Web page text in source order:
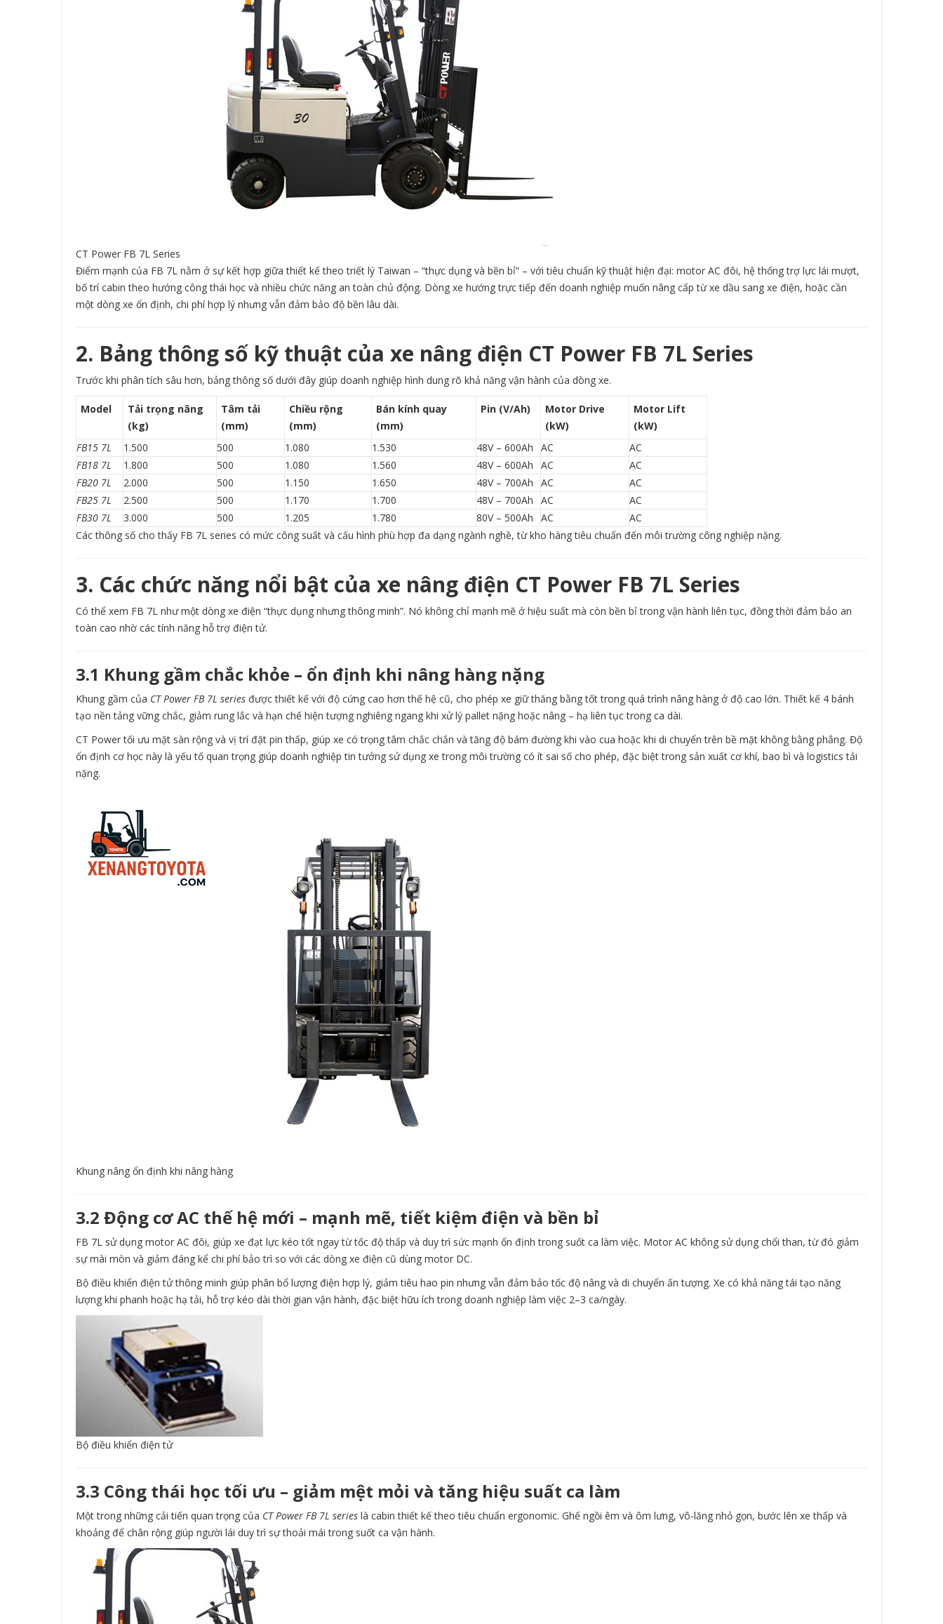
CT Power FB 7L Series
Điểm mạnh của FB 7L nằm ở sự kết hợp giữa thiết kế theo triết lý Taiwan – “thực dụng và bền bỉ” – với tiêu chuẩn kỹ thuật hiện đại: motor AC đôi, hệ thống trợ lực lái mượt,
bố trí cabin theo hướng công thái học và nhiều chức năng an toàn chủ động. Dòng xe hướng trực tiếp đến doanh nghiệp muốn nâng cấp từ xe dầu sang xe điện, hoặc cần
một dòng xe ổn định, chi phí hợp lý nhưng vẫn đảm bảo độ bền lâu dài.
2. Bảng thông số kỹ thuật của xe nâng điện CT Power FB 7L Series
Trước khi phân tích sâu hơn, bảng thông số dưới đây giúp doanh nghiệp hình dung rõ khả năng vận hành của dòng xe.
Model
Tải trọng nâng
(kg)
Tâm tải
(mm)
Chiều rộng
(mm)
Bán kính quay
(mm)
Pin (V/Ah)
Motor Drive
(kW)
Motor Lift
(kW)
FB15 7L
1.500 500 1.080 1.530 48V – 600Ah AC
AC
FB18 7L
1.800 500 1.080 1.560 48V – 600Ah AC
AC
FB20 7L
2.000 500 1.150 1.650 48V – 700Ah AC
AC
FB25 7L
2.500 500 1.170 1.700 48V – 700Ah AC
AC
FB30 7L
3.000 500 1.205 1.780 80V – 500Ah AC
AC
Các thông số cho thấy FB 7L series có mức công suất và cấu hình phù hợp đa dạng ngành nghề, từ kho hàng tiêu chuẩn đến môi trường công nghiệp nặng.
3. Các chức năng nổi bật của xe nâng điện CT Power FB 7L Series
Có thể xem FB 7L như một dòng xe điện “thực dụng nhưng thông minh”. Nó không chỉ mạnh mẽ ở hiệu suất mà còn bền bỉ trong vận hành liên tục, đồng thời đảm bảo an
toàn cao nhờ các tính năng hỗ trợ điện tử.
3.1 Khung gầm chắc khỏe – ổn định khi nâng hàng nặng
Khung gầm của CT Power FB 7L series được thiết kế với độ cứng cao hơn thế hệ cũ, cho phép xe giữ thăng bằng tốt trong quá trình nâng hàng ở độ cao lớn. Thiết kế 4 bánh
tạo nền tảng vững chắc, giảm rung lắc và hạn chế hiện tượng nghiêng ngang khi xử lý pallet nặng hoặc nâng – hạ liên tục trong ca dài.
CT Power tối ưu mặt sàn rộng và vị trí đặt pin thấp, giúp xe có trọng tâm chắc chắn và tăng độ bám đường khi vào cua hoặc khi di chuyển trên bề mặt không bằng phẳng. Độ
ổn định cơ học này là yếu tố quan trọng giúp doanh nghiệp tin tưởng sử dụng xe trong môi trường có ít sai số cho phép, đặc biệt trong sản xuất cơ khí, bao bì và logistics tải
nặng.
Khung nâng ổn định khi nâng hàng
3.2 Động cơ AC thế hệ mới – mạnh mẽ, tiết kiệm điện và bền bỉ
FB 7L sử dụng motor AC đôi, giúp xe đạt lực kéo tốt ngay từ tốc độ thấp và duy trì sức mạnh ổn định trong suốt ca làm việc. Motor AC không sử dụng chổi than, từ đó giảm
sự mài mòn và giảm đáng kể chi phí bảo trì so với các dòng xe điện cũ dùng motor DC.
Bộ điều khiển điện tử thông minh giúp phân bổ lượng điện hợp lý, giảm tiêu hao pin nhưng vẫn đảm bảo tốc độ nâng và di chuyển ấn tượng. Xe có khả năng tái tạo năng
lượng khi phanh hoặc hạ tải, hỗ trợ kéo dài thời gian vận hành, đặc biệt hữu ích trong doanh nghiệp làm việc 2–3 ca/ngày.
Bộ điều khiển điện tử
3.3 Công thái học tối ưu – giảm mệt mỏi và tăng hiệu suất ca làm
Một trong những cải tiến quan trọng của CT Power FB 7L series là cabin thiết kế theo tiêu chuẩn ergonomic. Ghế ngồi êm và ôm lưng, vô-lăng nhỏ gọn, bước lên xe thấp và
khoảng để chân rộng giúp người lái duy trì sự thoải mái trong suốt ca vận hành.